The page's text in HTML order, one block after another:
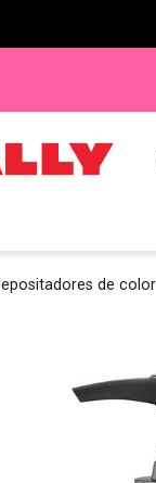
Depositadores de color
2.
5.
.